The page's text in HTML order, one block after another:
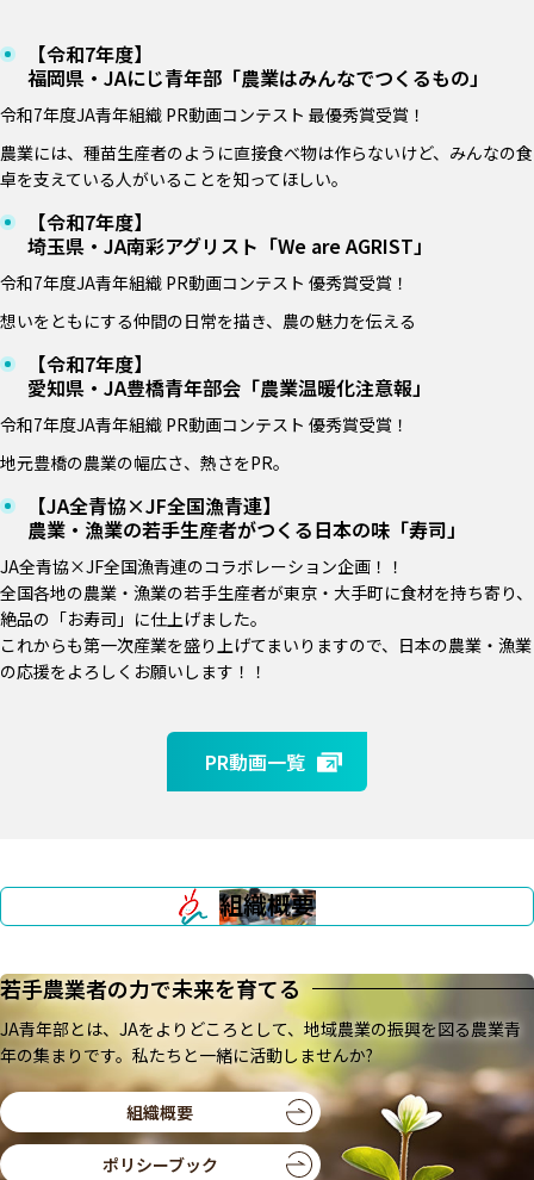
【令和7年度】
福岡県・JAにじ青年部「農業はみんなでつくるもの」
令和7年度JA青年組織 PR動画コンテスト 最優秀賞受賞！
農業には、種苗生産者のように直接食べ物は作らないけど、みんなの食
卓を支えている人がいることを知ってほしい。
【令和7年度】
埼玉県・JA南彩アグリスト「We are AGRIST」
令和7年度JA青年組織 PR動画コンテスト 優秀賞受賞！
想いをともにする仲間の日常を描き、農の魅力を伝える
【令和7年度】
愛知県・JA豊橋青年部会「農業温暖化注意報」
令和7年度JA青年組織 PR動画コンテスト 優秀賞受賞！
地元豊橋の農業の幅広さ、熱さをPR。
【JA全青協×JF全国漁青連】
農業・漁業の若手生産者がつくる日本の味「寿司」
JA全青協×JF全国漁青連のコラボレーション企画！！
全国各地の農業・漁業の若手生産者が東京・大手町に食材を持ち寄り、
絶品の「お寿司」に仕上げました。
これからも第一次産業を盛り上げてまいりますので、日本の農業・漁業
の応援をよろしくお願いします！！
PR動画一覧
組織概要
若手農業者の力で未来を育てる
JA青年部とは、JAをよりどころとして、地域農業の振興を図る農業青
年の集まりです。私たちと一緒に活動しませんか?
組織概要
ポリシーブック